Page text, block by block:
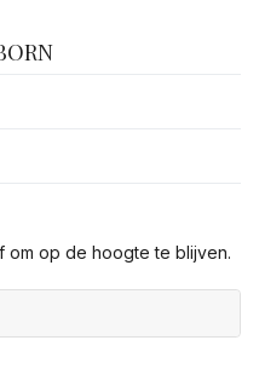
om op de hoogte te blijven.